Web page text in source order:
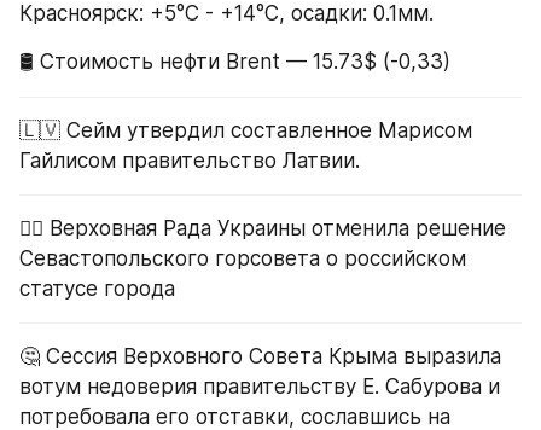
Красноярск: +5°C - +14°C, осадки: 0.1мм.
🛢 Стоимость нефти Brent — 15.73$ (-0,33)
🇱🇻 Сейм утвердил составленное Марисом
Гайлисом правительство Латвии.
🙅‍♂️ Верховная Рада Украины отменила решение
Севастопольского горсовета о российском
статусе города
🤔 Сессия Верховного Совета Крыма выразила
вотум недоверия правительству Е. Сабурова и
потребовала его отставки, сославшись на